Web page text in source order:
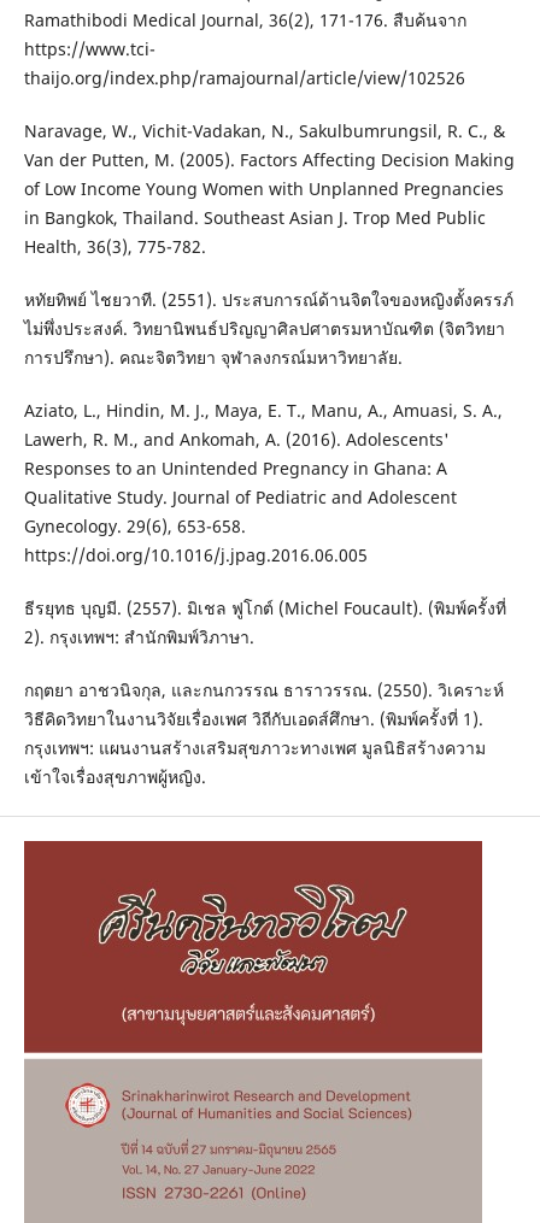
Ramathibodi Medical Journal, 36(2), 171-176. สืบค้นจาก
https://www.tci-
thaijo.org/index.php/ramajournal/article/view/102526
Naravage, W., Vichit-Vadakan, N., Sakulbumrungsil, R. C., &
Van der Putten, M. (2005). Factors Affecting Decision Making
of Low Income Young Women with Unplanned Pregnancies
in Bangkok, Thailand. Southeast Asian J. Trop Med Public
Health, 36(3), 775-782.
หทัยทิพย์ ไชยวาที. (2551). ประสบการณ์ด้านจิตใจของหญิงตั้งครรภ์
ไม่พึ่งประสงค์. วิทยานิพนธ์ปริญญาศิลปศาตรมหาบัณฑิต (จิตวิทยา
การปรึกษา). คณะจิตวิทยา จุฬาลงกรณ์มหาวิทยาลัย.
Aziato, L., Hindin, M. J., Maya, E. T., Manu, A., Amuasi, S. A.,
Lawerh, R. M., and Ankomah, A. (2016). Adolescents'
Responses to an Unintended Pregnancy in Ghana: A
Qualitative Study. Journal of Pediatric and Adolescent
Gynecology. 29(6), 653-658.
https://doi.org/10.1016/j.jpag.2016.06.005
ธีรยุทธ บุญมี. (2557). มิเชล ฟูโกต์ (Michel Foucault). (พิมพ์ครั้งที่
2). กรุงเทพฯ: สำนักพิมพ์วิภาษา.
กฤตยา อาชวนิจกุล, และกนกวรรณ ธาราวรรณ. (2550). วิเคราะห์
วิธีคิดวิทยาในงานวิจัยเรื่องเพศ วิถีกับเอดส์ศึกษา. (พิมพ์ครั้งที่ 1).
กรุงเทพฯ: แผนงานสร้างเสริมสุขภาวะทางเพศ มูลนิธิสร้างความ
เข้าใจเรื่องสุขภาพผู้หญิง.